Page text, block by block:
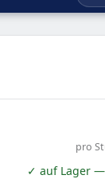
pro
✓ auf Lager